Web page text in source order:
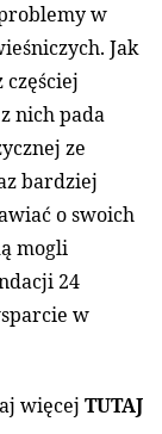
w
Jak
nich pada
ze
bardziej
o swoich
mogli
24
w
więcejTUTAJ